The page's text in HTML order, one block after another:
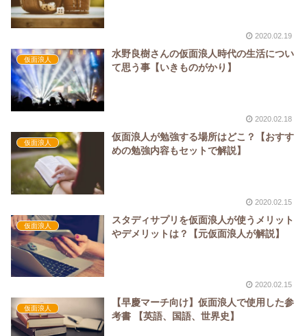
2020.02.19
仮面浪人
水野良樹さんの仮面浪人時代の生活につい
て思う事【いきものがかり】
2020.02.18
仮面浪人
仮面浪人が勉強する場所はどこ？【おすす
めの勉強内容もセットで解説】
2020.02.15
仮面浪人
スタディサプリを仮面浪人が使うメリット
やデメリットは？【元仮面浪人が解説】
2020.02.15
仮面浪人
【早慶マーチ向け】仮面浪人で使用した参
考書 【英語、国語、世界史】